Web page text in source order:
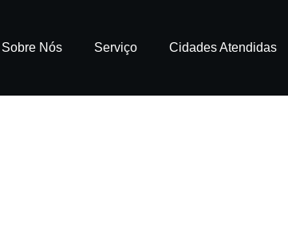
Sobre Nós Serviço Cidades Atendidas